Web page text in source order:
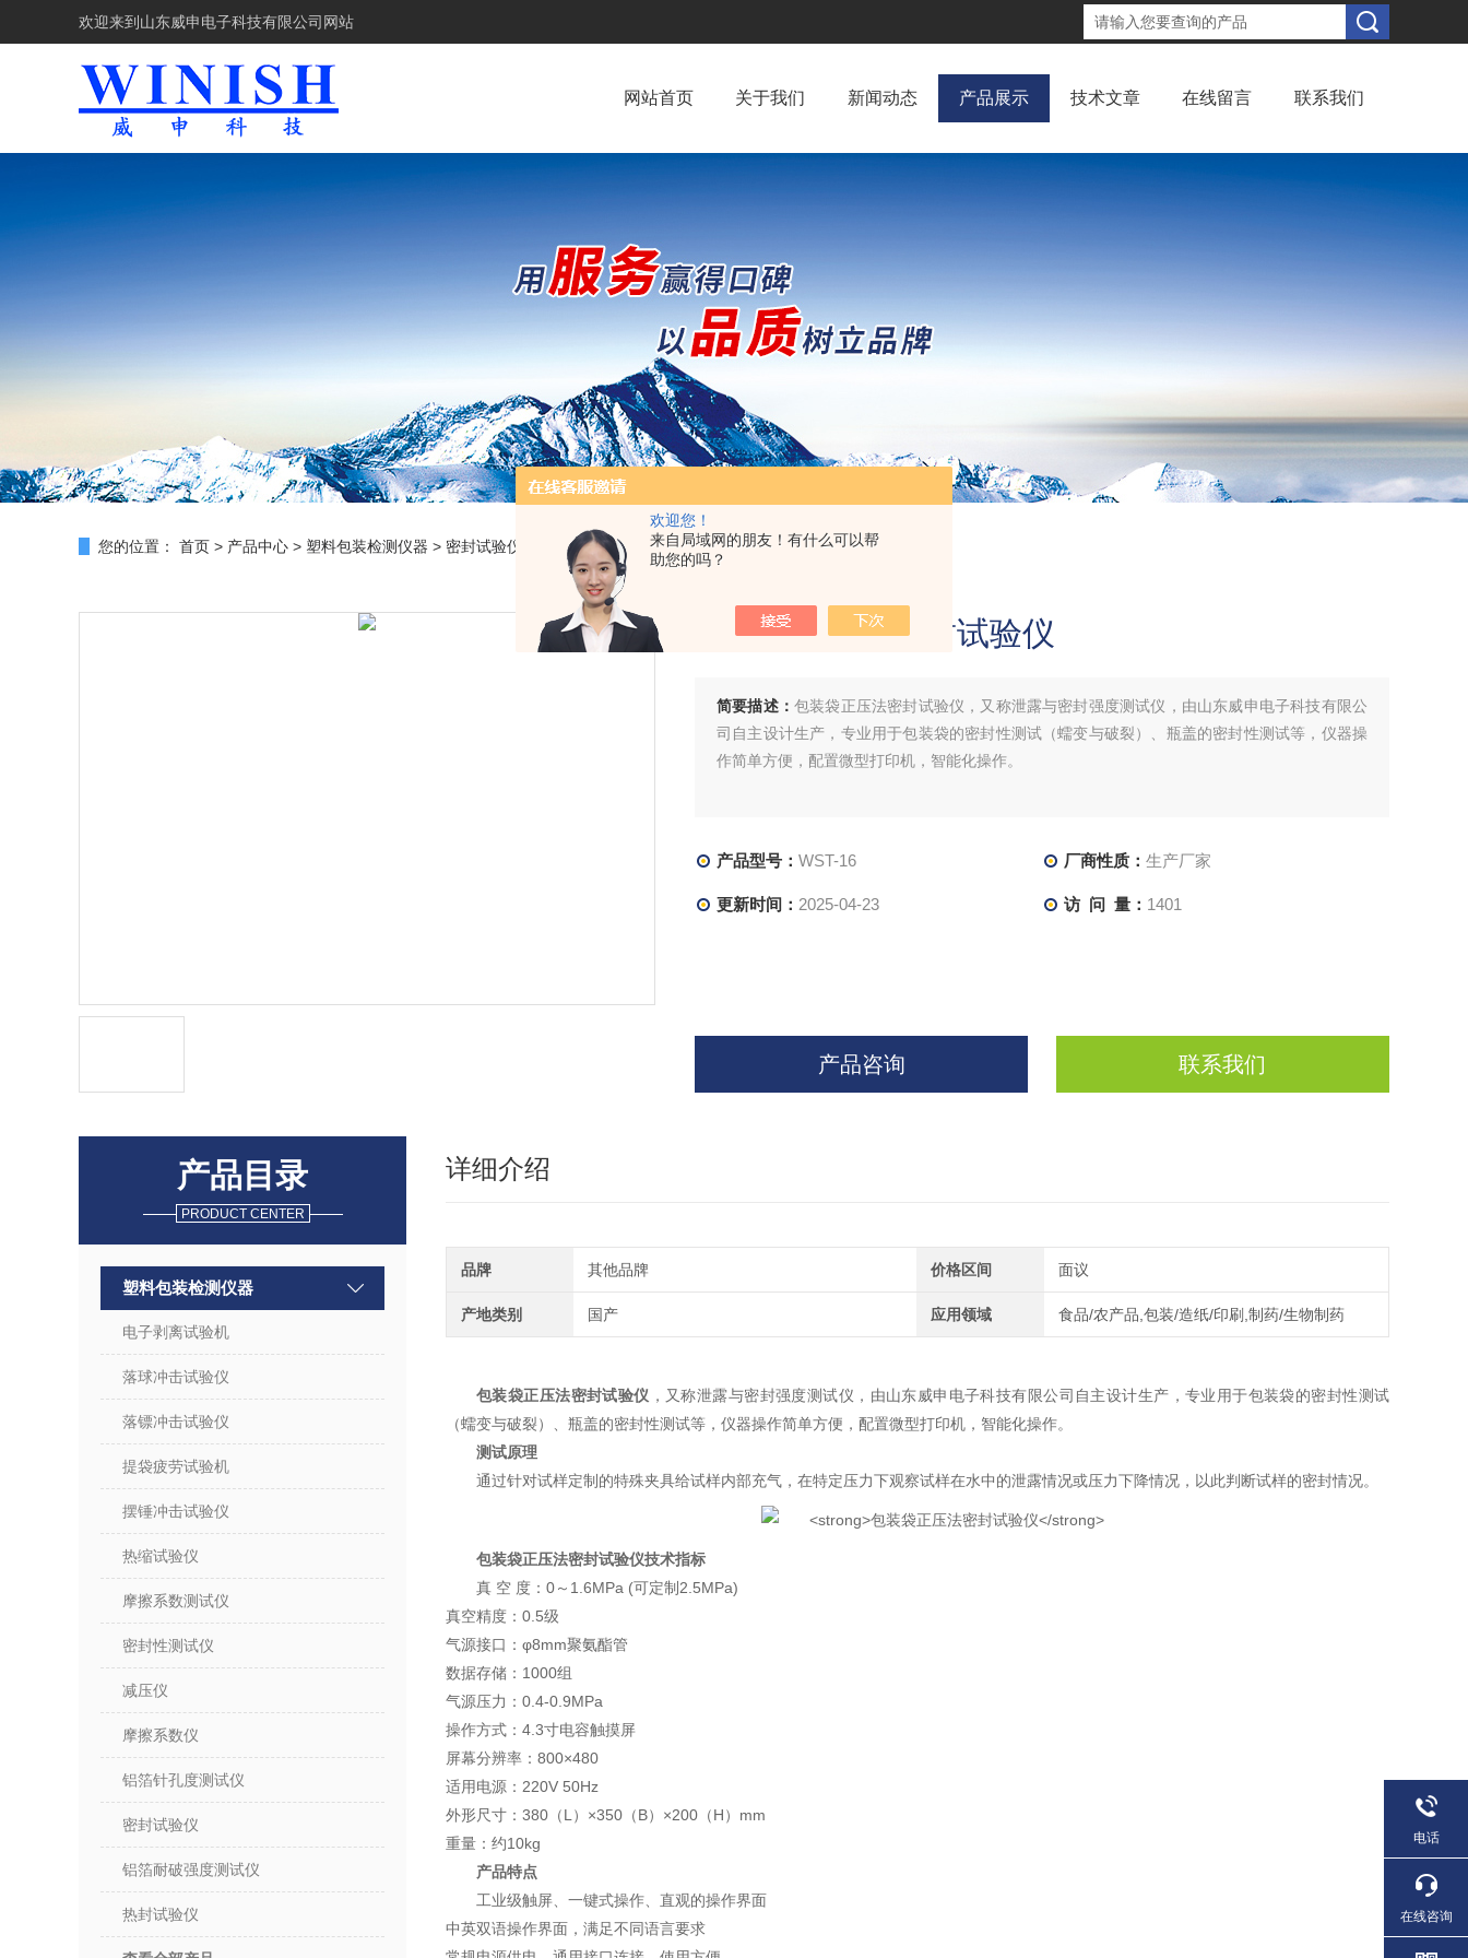
欢迎您！
来自局域网的朋友！有什么可以帮
助您的吗？
欢迎来到 山东威申电子科技有限公司网站
网站首页 关于我们 新闻动态 产品展示 技术文章 在线留言 联系我们
您的位置： 首页 > 产品中心 > 塑料包装检测仪器 > 密封试验仪 > WST-16包装袋正压法密封试验仪
包装袋正压法密封试验仪
简要描述： 包装袋正压法密封试验仪，又称泄露与密封强度测试仪，由山东威申电子科技有限公
司自主设计生产，专业用于包装袋的密封性测试（蠕变与破裂）、瓶盖的密封性测试等，仪器操
作简单方便，配置微型打印机，智能化操作。
产品型号： WST-16 厂商性质： 生产厂家
更新时间： 2025-04-23 访 问 量： 1401
产品咨询 联系我们
产品目录
PRODUCT CENTER
塑料包装检测仪器
电子剥离试验机
落球冲击试验仪
落镖冲击试验仪
提袋疲劳试验机
摆锤冲击试验仪
热缩试验仪
摩擦系数测试仪
密封性测试仪
减压仪
摩擦系数仪
铝箔针孔度测试仪
密封试验仪
铝箔耐破强度测试仪
热封试验仪
详细介绍
品牌 其他品牌 价格区间 面议
产地类别 国产 应用领域 食品/农产品,包装/造纸/印刷,制药/生物制药
包装袋正压法密封试验仪 ，又称泄露与密封强度测试仪，由山东威申电子科技有限公司自主设计生产，专业用于包装袋的密封性测试
（蠕变与破裂）、瓶盖的密封性测试等，仪器操作简单方便，配置微型打印机，智能化操作。
测试原理
通过针对试样定制的特殊夹具给试样内部充气，在特定压力下观察试样在水中的泄露情况或压力下降情况，以此判断试样的密封情况。
包装袋正压法密封试验仪技术指标
真 空 度：0～1.6MPa (可定制2.5MPa)
真空精度：0.5级
气源接口：φ8mm聚氨酯管
数据存储：1000组
气源压力：0.4-0.9MPa
操作方式：4.3寸电容触摸屏
屏幕分辨率：800×480
适用电源：220V 50Hz
外形尺寸：380（L）×350（B）×200（H）mm
重量：约10kg
产品特点
工业级触屏、一键式操作、直观的操作界面
中英双语操作界面，满足不同语言要求
电话
在线咨询